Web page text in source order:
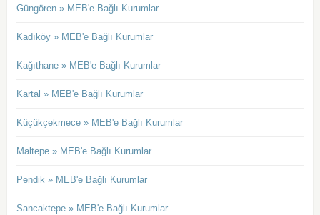
Güngören » MEB'e Bağlı Kurumlar
Kadıköy » MEB'e Bağlı Kurumlar
Kağıthane » MEB'e Bağlı Kurumlar
Kartal » MEB'e Bağlı Kurumlar
Küçükçekmece » MEB'e Bağlı Kurumlar
Maltepe » MEB'e Bağlı Kurumlar
Pendik » MEB'e Bağlı Kurumlar
Sancaktepe » MEB'e Bağlı Kurumlar